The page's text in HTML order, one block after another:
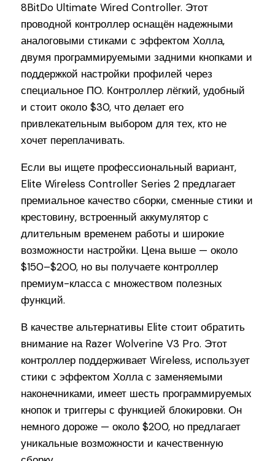
8BitDo Ultimate Wired Controller. Этот
проводной контроллер оснащён надежными
аналоговыми стиками с эффектом Холла,
двумя программируемыми задними кнопками и
поддержкой настройки профилей через
специальное ПО. Контроллер лёгкий, удобный
и стоит около $30, что делает его
привлекательным выбором для тех, кто не
хочет переплачивать.
Если вы ищете профессиональный вариант,
Elite Wireless Controller Series 2 предлагает
премиальное качество сборки, сменные стики и
крестовину, встроенный аккумулятор с
длительным временем работы и широкие
возможности настройки. Цена выше — около
$150–$200, но вы получаете контроллер
премиум-класса с множеством полезных
функций.
В качестве альтернативы Elite стоит обратить
внимание на Razer Wolverine V3 Pro. Этот
контроллер поддерживает Wireless, использует
стики с эффектом Холла с заменяемыми
наконечниками, имеет шесть программируемых
кнопок и триггеры с функцией блокировки. Он
немного дороже — около $200, но предлагает
уникальные возможности и качественную